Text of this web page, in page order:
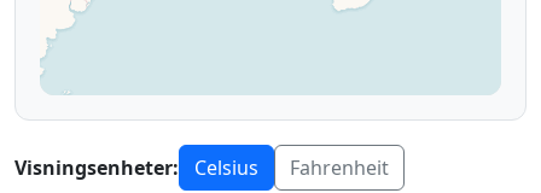
Visningsenheter: Celsius Fahrenheit